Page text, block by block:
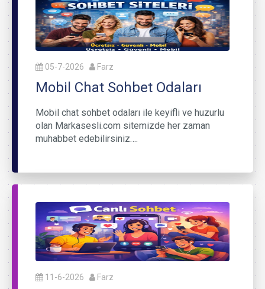
05-7-2026 Farz
Mobil Chat Sohbet Odaları
Mobil chat sohbet odaları ile keyifli ve huzurlu
olan Markasesli.com sitemizde her zaman
muhabbet edebilirsiniz….
11-6-2026 Farz